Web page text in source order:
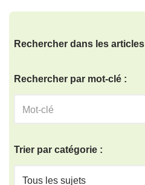
Rechercher dans les articles
Rechercher par mot-clé :
Trier par catégorie :